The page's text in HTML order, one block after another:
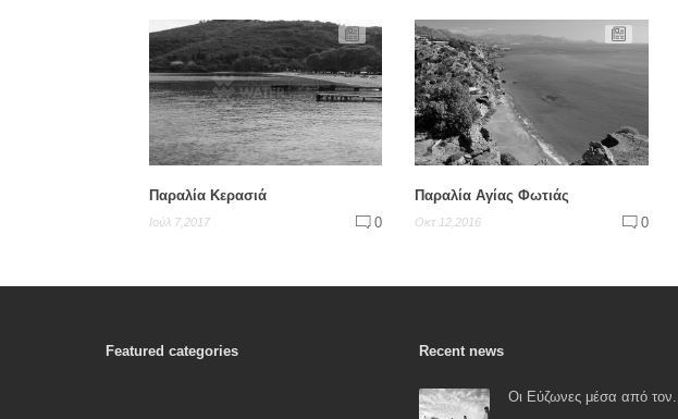
Παραλία Κερασιά
Ιούλ 7,2017 0
Παραλία Αγίας Φωτιάς
Οκτ 12,2016 0
Featured categories Recent news
Οι Εύζωνες μέσα από τον...